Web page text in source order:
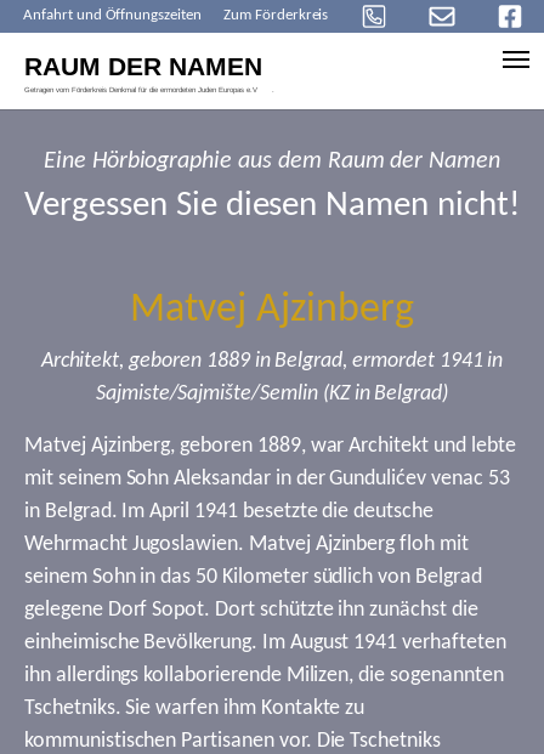
Anfahrt und Öffnungszeiten Zum Förderkreis
Eine Hörbiographie aus dem Raum der Namen
Vergessen Sie diesen Namen nicht!
Matvej Ajzinberg
Architekt, geboren 1889 in Belgrad, ermordet 1941 in
Sajmiste/Sajmište/Semlin (KZ in Belgrad)
Matvej Ajzinberg, geboren 1889, war Architekt und lebte
mit seinem Sohn Aleksandar in der Gundulićev venac 53
in Belgrad. Im April 1941 besetzte die deutsche
Wehrmacht Jugoslawien. Matvej Ajzinberg floh mit
seinem Sohn in das 50 Kilometer südlich von Belgrad
gelegene Dorf Sopot. Dort schützte ihn zunächst die
einheimische Bevölkerung. Im August 1941 verhafteten
ihn allerdings kollaborierende Milizen, die sogenannten
Tschetniks. Sie warfen ihm Kontakte zu
kommunistischen Partisanen vor. Die Tschetniks